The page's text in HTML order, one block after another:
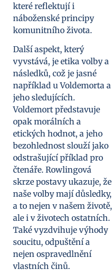
které reflektují i
náboženské principy
komunitního života.
Další aspekt, který
vyvstává, je etika volby a
následků, což je jasné
například u Voldemorta a
jeho sledujících.
Voldemort představuje
opak morálních a
etických hodnot, a jeho
bezohlednost slouží jako
odstrašující příklad pro
čtenáře. Rowlingová
skrze postavy ukazuje, že
naše volby mají důsledky,
a to nejen v našem životě,
ale i v životech ostatních.
Také vyzdvihuje výhody
soucitu, odpuštění a
nejen ospravedlnění
vlastních činů.